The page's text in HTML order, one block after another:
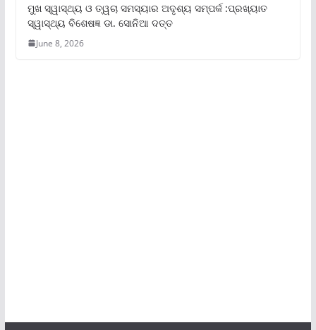
ମୁଖ ସ୍ୱାସ୍ଥ୍ୟ ଓ ତ୍ୱଚା ସମସ୍ୟାର ଅଦୃଶ୍ୟ ସମ୍ପର୍କ :ପ୍ରଖ୍ୟାତ
ସ୍ୱାସ୍ଥ୍ୟ ବିଶେଷଜ୍ଞ ଡା. ସୋନିଆ ଦତ୍ତ
June 8, 2026